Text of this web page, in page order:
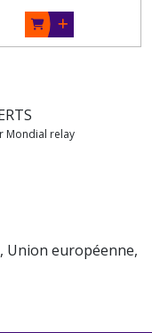
Mondial relay
Union européenne,